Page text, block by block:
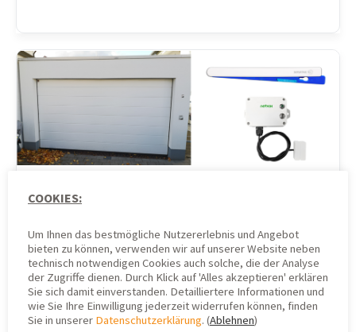
Garagentor überwachen
mit IoT-Sensoren & der
B.One Gallery – Netvox
R718F vs. Sensative
COOKIES:
Um Ihnen das bestmögliche Nutzererlebnis und Angebot
bieten zu können, verwenden wir auf unserer Website neben
technisch notwendigen Cookies auch solche, die der Analyse
der Zugriffe dienen. Durch Klick auf 'Alles akzeptieren' erklären
Sie sich damit einverstanden. Detailliertere Informationen und
wie Sie Ihre Einwilligung jederzeit widerrufen können, finden
Sie in unserer Datenschutzerklärung. (Ablehnen)